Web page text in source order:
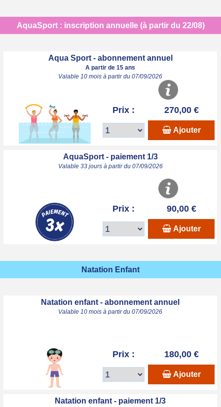
AquaSport : inscription annuelle (à partir du 22/08)
Aqua Sport - abonnement annuel
A partir de 15 ans
Valable 10 mois à partir du 07/09/2026
Prix : 270,00 €
Ajouter
AquaSport - paiement 1/3
Valable 33 jours à partir du 07/09/2026
Prix : 90,00 €
Ajouter
Natation Enfant
Natation enfant - abonnement annuel
Valable 10 mois à partir du 07/09/2026
Prix : 180,00 €
Ajouter
Natation enfant - paiement 1/3